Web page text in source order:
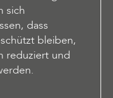
sich
dass
bleiben,
reduziert und